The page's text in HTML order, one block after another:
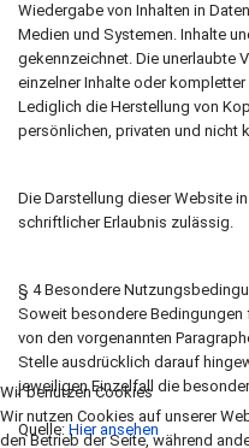
Wiedergabe von Inhalten in
Medien und Systemen. Inhalte
gekennzeichnet. Die unerlaubte
einzelner Inhalte oder
Lediglich die Herstellung von
persönlichen, privaten und nicht
Die Darstellung dieser Website
schriftlicher Erlaubnis zulässig.
§ 4 Besondere
Soweit besondere
von den vorgenannten
Stelle ausdrücklich darauf
jeweiligen Einzelfall die
Quelle: Hier ansehen
Wir benutzen Cookies
Wir nutzen Cookies auf unserer
den Betrieb der Seite, während